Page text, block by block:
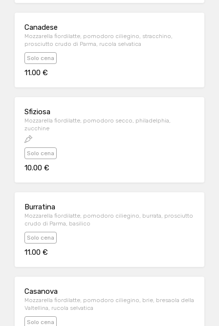
Canadese
Mozzarella fiordilatte, pomodoro ciliegino, stracchino,
prosciutto crudo di Parma, rucola selvatica
Solo cena
11.00 €
Sfiziosa
Mozzarella fiordilatte, pomodoro secco, philadelphia,
zucchine
Solo cena
10.00 €
Burratina
Mozzarella fiordilatte, pomodoro ciliegino, burrata, prosciutto
crudo di Parma, basilico
Solo cena
11.00 €
Casanova
Mozzarella fiordilatte, pomodoro ciliegino, brie, bresaola della
Valtellina, rucola selvatica
Solo cena